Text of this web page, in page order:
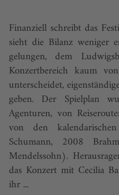
Finanziell schreibt das
sieht die Bilanz weniger
gelungen, dem
Konzertbereich kaum
unterscheidet,
geben. Der Spielplan
Agenturen, von
von den
Schumann, 2008
Mendelssohn).
das Konzert mit Cecilia
ihr ...